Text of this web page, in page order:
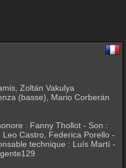
Zoltán Vakulya
(basse), Mario Corberán
: Fanny Thollot - Son :
Castro, Federica Porello -
technique : Luís Martí -